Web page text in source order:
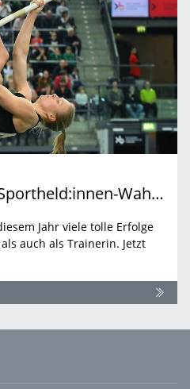
Anjuli Knäsche für Sportheld:innen-Wahl 2024 nominiert
Jahr viele tolle Erfolge
auch als Trainerin. Jetzt